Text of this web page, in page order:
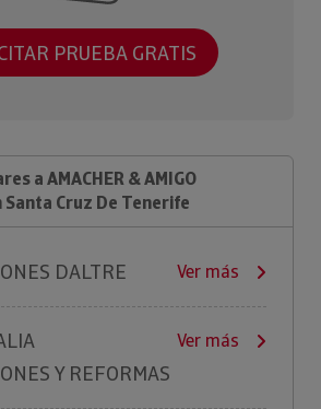
PRUEBA GRATIS
a AMACHER & AMIGO
Santa Cruz De Tenerife
DALTRE Ver más
Y REFORMAS
Ver más